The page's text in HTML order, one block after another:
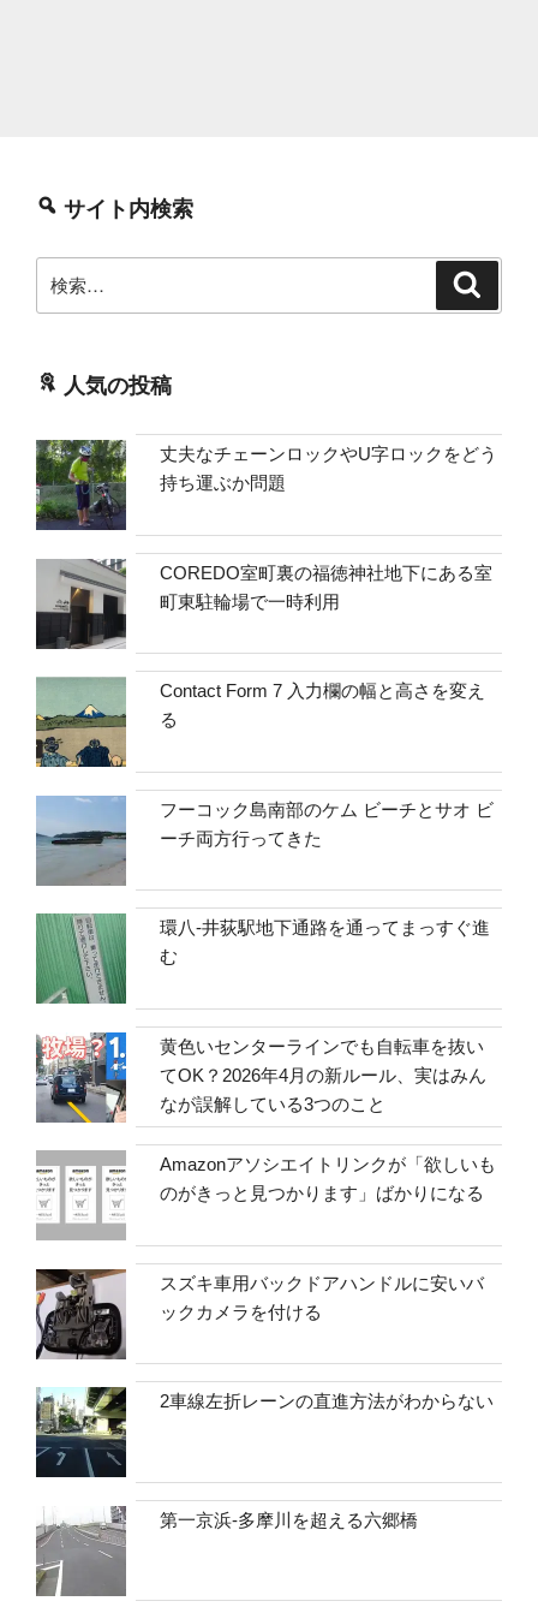
サイト内検索
索:
人気の投稿
丈夫なチェーンロックやU字ロックをどう
持ち運ぶか問題
COREDO室町裏の福徳神社地下にある室
町東駐輪場で一時利用
Contact Form 7 入力欄の幅と高さを変え
る
フーコック島南部のケム ビーチとサオ ビ
ーチ両方行ってきた
環八-井荻駅地下通路を通ってまっすぐ進
む
黄色いセンターラインでも自転車を抜い
てOK？2026年4月の新ルール、実はみん
なが誤解している3つのこと
Amazonアソシエイトリンクが「欲しいも
のがきっと見つかります」ばかりになる
スズキ車用バックドアハンドルに安いバ
ックカメラを付ける
2車線左折レーンの直進方法がわからない
第一京浜-多摩川を超える六郷橋